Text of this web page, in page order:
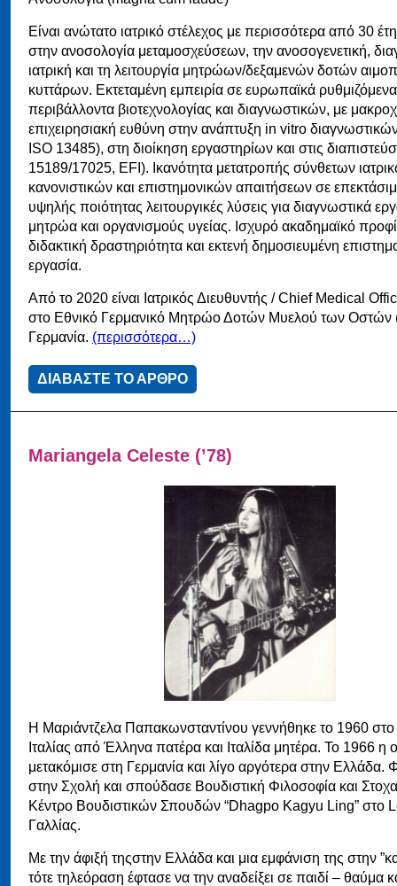
Είναι ανώτατο ιατρικό στέλεχος με περισσότερα από 30
στην ανοσολογία μεταμοσχεύσεων, την ανοσογενετική,
ιατρική και τη λειτουργία μητρώων/δεξαμενών δοτών
κυττάρων. Εκτεταμένη εμπειρία σε ευρωπαϊκά ρυθμιζόμενα
περιβάλλοντα βιοτεχνολογίας και διαγνωστικών, με
επιχειρησιακή ευθύνη στην ανάπτυξη in vitro
ISO 13485), στη διοίκηση εργαστηρίων και στις
15189/17025, EFI). Ικανότητα μετατροπής σύνθετων
κανονιστικών και επιστημονικών απαιτήσεων σε
υψηλής ποιότητας λειτουργικές λύσεις για διαγνωστικά
μητρώα και οργανισμούς υγείας. Ισχυρό ακαδημαϊκό
διδακτική δραστηριότητα και εκτενή δημοσιευμένη
εργασία.
Από το 2020 είναι Ιατρικός Διευθυντής / Chief Medical
στο Εθνικό Γερμανικό Μητρώο Δοτών Μυελού των Οστών
Γερμανία. (περισσότερα…)
ΔΙΑΒΑΣΤΕ ΤΟ ΑΡΘΡΟ
Mariangela Celeste (’78)
Η Μαριάντζελα Παπακωνσταντίνου γεννήθηκε το 1960 στο
Ιταλίας από Έλληνα πατέρα και Ιταλίδα μητέρα. Το 1966 η
μετακόμισε στη Γερμανία και λίγο αργότερα στην Ελλάδα.
στην Σχολή και σπούδασε Βουδιστική Φιλοσοφία και
Κέντρο Βουδιστικών Σπουδών “Dhagpo Kagyu Ling” στο
Γαλλίας.
Με την άφιξή τηςστην Ελλάδα και μια εμφάνιση της στην
τότε τηλεόραση έφτασε να την αναδείξει σε παιδί – θαύμα